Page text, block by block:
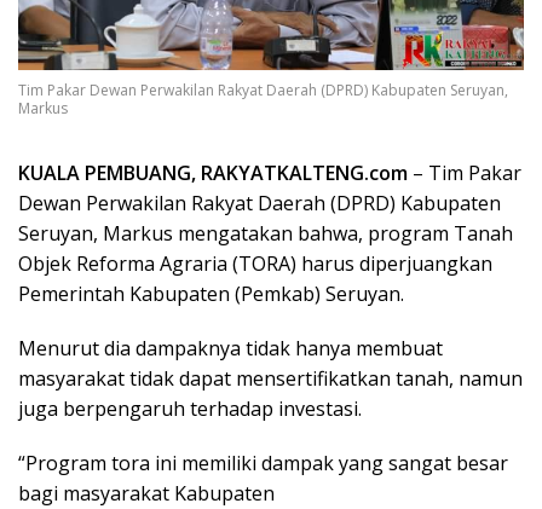
Tim Pakar Dewan Perwakilan Rakyat Daerah (DPRD) Kabupaten Seruyan,
Markus
KUALA PEMBUANG, RAKYATKALTENG.com – Tim Pakar
Dewan Perwakilan Rakyat Daerah (DPRD) Kabupaten
Seruyan, Markus mengatakan bahwa, program Tanah
Objek Reforma Agraria (TORA) harus diperjuangkan
Pemerintah Kabupaten (Pemkab) Seruyan.
Menurut dia dampaknya tidak hanya membuat
masyarakat tidak dapat mensertifikatkan tanah, namun
juga berpengaruh terhadap investasi.
“Program tora ini memiliki dampak yang sangat besar
bagi masyarakat Kabupaten